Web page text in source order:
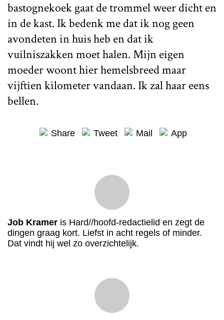
bastognekoek gaat de trommel weer dicht en
in de kast. Ik bedenk me dat ik nog geen
avondeten in huis heb en dat ik
vuilniszakken moet halen. Mijn eigen
moeder woont hier hemelsbreed maar
vijftien kilometer vandaan. Ik zal haar eens
bellen.
Share Tweet Mail App
Job Kramer is Hard//hoofd-redactielid en zegt de
dingen graag kort. Liefst in acht regels of minder.
Dat vindt hij wel zo overzichtelijk.